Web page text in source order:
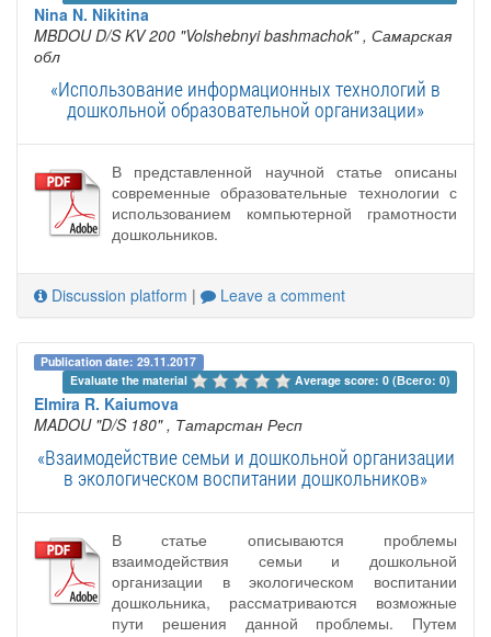
Nina N. Nikitina
MBDOU D/S KV 200 "Volshebnyi bashmachok" , Самарская
обл
«Использование информационных технологий в
дошкольной образовательной организации»
В представленной научной статье описаны
современные образовательные технологии с
использованием компьютерной грамотности
дошкольников.
Discussion platform | Leave a comment
Publication date: 29.11.2017
Evaluate the material
Average score: 0 (Всего: 0)
Elmira R. Kaiumova
MADOU "D/S 180" , Татарстан Респ
«Взаимодействие семьи и дошкольной организации
в экологическом воспитании дошкольников»
В статье описываются проблемы
взаимодействия семьи и дошкольной
организации в экологическом воспитании
дошкольника, рассматриваются возможные
пути решения данной проблемы. Путем